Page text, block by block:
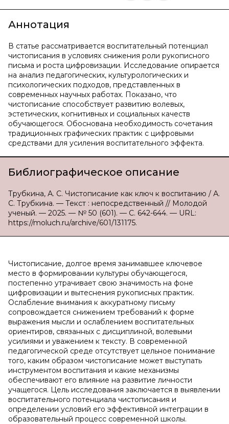
Аннотация
В статье рассматривается воспитательный потенциал
чистописания в условиях снижения роли рукописного
письма и роста цифровизации. Исследование опирается
на анализ педагогических, культурологических и
психологических подходов, представленных в
современных научных работах. Показано, что
чистописание способствует развитию волевых,
эстетических, когнитивных и социальных качеств
обучающегося. Обоснована необходимость сочетания
традиционных графических практик с цифровыми
средствами для усиления воспитательного эффекта.
Библиографическое описание
Трубкина, А. С. Чистописание как ключ к воспитанию / А.
С. Трубкина. — Текст : непосредственный // Молодой
ученый. — 2025. — № 50 (601). — С. 642-644. — URL:
https://moluch.ru/archive/601/131175.
Чистописание, долгое время занимавшее ключевое
место в формировании культуры обучающегося,
постепенно утрачивает свою значимость на фоне
цифровизации и вытеснения рукописных практик.
Ослабление внимания к аккуратному письму
сопровождается снижением требований к форме
выражения мысли и ослаблением воспитательных
ориентиров, связанных с дисциплиной, волевыми
усилиями и уважением к тексту. В современной
педагогической среде отсутствует цельное понимание
того, каким образом чистописание может выступать
инструментом воспитания и какие механизмы
обеспечивают его влияние на развитие личности
учащегося. Цель исследования заключается в выявлении
воспитательного потенциала чистописания и
определении условий его эффективной интеграции в
образовательный процесс современной школы.